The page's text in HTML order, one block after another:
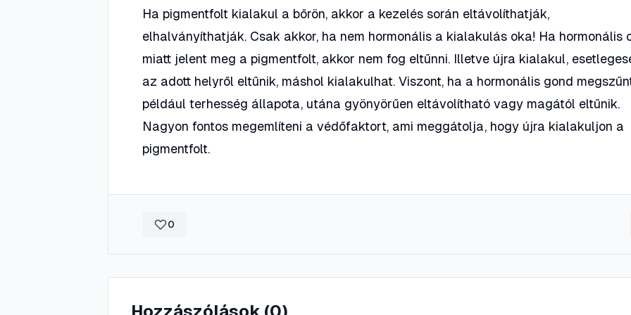
Ha pigmentfolt kialakul a bőrön, akkor a kezelés során eltávolíthatják,
elhalványíthatják. Csak akkor, ha nem hormonális a kialakulás oka! Ha hormonális
miatt jelent meg a pigmentfolt, akkor nem fog eltűnni. Illetve újra kialakul,
az adott helyről eltűnik, máshol kialakulhat. Viszont, ha a hormonális gond
például terhesség állapota, utána gyönyörűen eltávolítható vagy magától eltűnik.
Nagyon fontos megemlíteni a védőfaktort, ami meggátolja, hogy újra kialakuljon a
pigmentfolt.
0
Hozzászólások (0)